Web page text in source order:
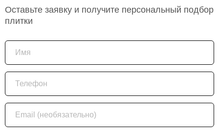
Оставьте заявку и получите персональный подбор
плитки
Имя
Телефон
Email (необязательно)